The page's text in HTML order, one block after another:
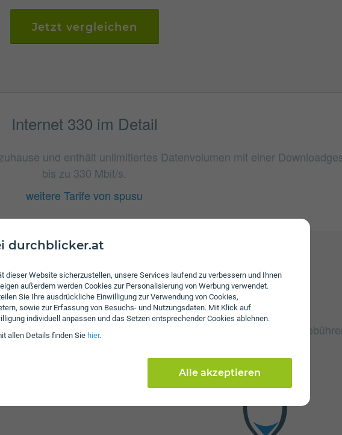
durchblicker.at
dieser Website sicherzustellen, unsere Services laufend zu verbessern und Ihnen
außerdem werden Cookies zur Personalisierung von Werbung verwendet.
Sie Ihre ausdrückliche Einwilligung zur Verwendung von Cookies,
sowie zur Erfassung von Besuchs- und Nutzungsdaten. Mit Klick auf
individuell anpassen und das Setzen entsprechender Cookies ablehnen.
allen Details finden Sie hier.
Alle akzeptieren
Jetzt vergleichen
Internet 330 im Detail
und enthält unlimitiertes Datenvolumen mit einer
bis zu 330 Mbit/s.
weitere Tarife von spusu
Gebühren
Beim Tarif Internet 330 fallen monatliche